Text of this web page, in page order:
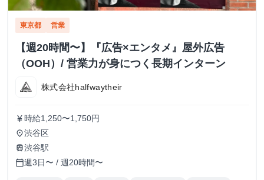
東京都 営業
【週20時間〜】『広告×エンタメ』屋外広告
（OOH）/ 営業力が身につく長期インターン
株式会社halfwaytheir
currency_yen 時給1,250〜1,750円
place渋谷区
train渋谷駅
calendar_today週3日〜 / 週20時間〜